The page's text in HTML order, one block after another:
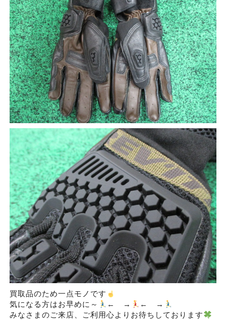
買取品のため一点モノです
気になる方はお早めに～
← →
← →
みなさまのご来店、ご利用心よりお待ちしております